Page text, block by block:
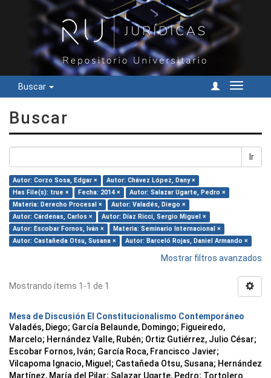
Buscar
Cambiar
Buscar
Ir
Autor: Corzo Sosa, Edgar ×
Autor: Chávez López, Dany ×
Has File(s): true ×
Fecha: 2014 ×
Autor: Salazar Ugarte, Pedro ×
Materia: Derecho Procesal ×
Autor: Valadés, Diego ×
Autor: Cárdenas, Carlos ×
Autor: Díaz Ricci, Sergio Miguel ×
Autor: Escobar Fornos, Iván ×
Materia: Seminario Internacional ×
Autor: Castañeda Otsu, Susana ×
Autor: Barceló Rojas, Daniel Armando ×
Mostrar filtros avanzados
Mostrando ítems 1-1 de 1
Mesa de Discusión El Constitucionalismo Contemporáneo
Valadés, Diego; García Belaunde, Domingo; Figueiredo,
Marcelo; Hernández Valle, Rubén; Ortiz Gutiérrez, Julio César;
Escobar Fornos, Iván; García Roca, Francisco Javier;
Vilcapoma Ignacio, Miguel ; Castañeda Otsu, Susana; Hernández
Martínez, María del Pilar; Salazar Ugarte, Pedro; Tortolero